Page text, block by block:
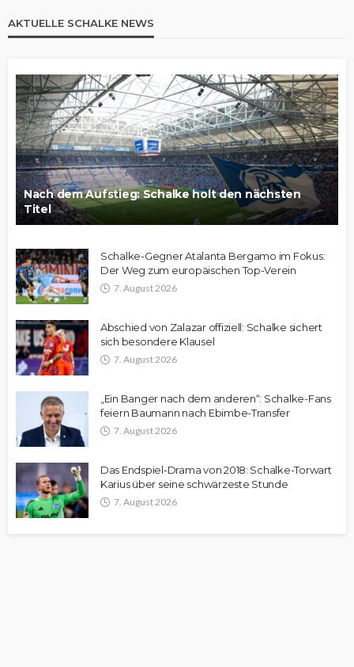
AKTUELLE SCHALKE NEWS
Nach dem Aufstieg: Schalke holt den nächsten
Titel
Schalke-Gegner Atalanta Bergamo im Fokus:
Der Weg zum europäischen Top-Verein
7. August 2026
Abschied von Zalazar offiziell: Schalke sichert
sich besondere Klausel
7. August 2026
„Ein Banger nach dem anderen“: Schalke-Fans
feiern Baumann nach Ebimbe-Transfer
7. August 2026
Das Endspiel-Drama von 2018: Schalke-Torwart
Karius über seine schwärzeste Stunde
7. August 2026